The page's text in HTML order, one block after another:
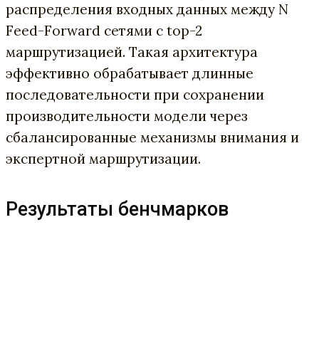
распределения входных данных между N
Feed-Forward сетями с top-2
маршрутизацией. Такая архитектура
эффективно обрабатывает длинные
последовательности при сохранении
производительности модели через
сбалансированные механизмы внимания и
экспертной маршрутизации.
Результаты бенчмарков